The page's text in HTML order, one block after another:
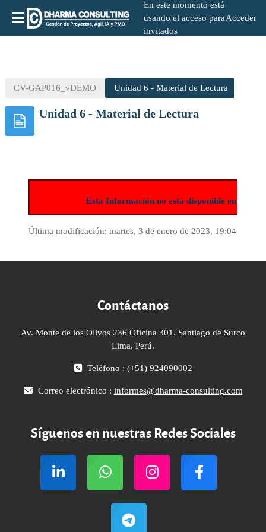
En este momento está
usando el acceso para
invitados
Acceder
CV-GAP016_vDEMO Unidad 6 - Material de Lectura
Unidad 6 - Material de Lectura
Esta Información no está disponible en la
Última modificación: martes, 3 de enero de 2023, 19:04
Contáctanos
Av. Monte de los Olivos 236 Oficina 301. Santiago de Surco
Lima, Perú.
Teléfono : (+51) 924090002
Correo electrónico : informes@dharma-consulting.com
Síguenos en nuestras Redes Sociales